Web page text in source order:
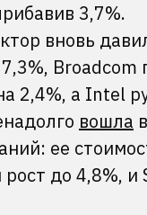
3,7%.
вновь
2,4%, а Intel
вошла
ее
до 4,8%, и